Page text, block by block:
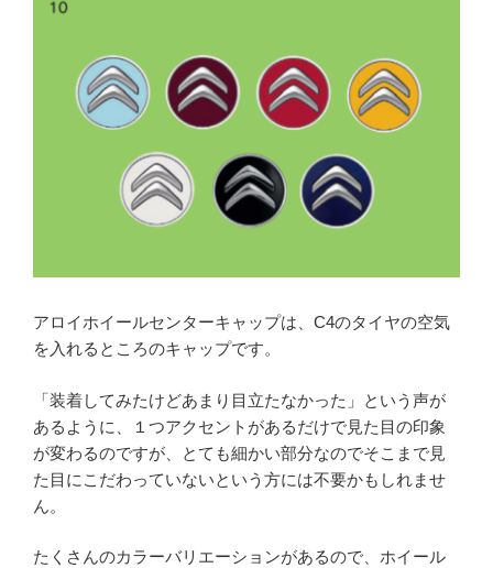
アロイホイールセンターキャップは、C4のタイヤの空気
を入れるところのキャップです。
「装着してみたけどあまり目立たなかった」という声が
あるように、１つアクセントがあるだけで見た目の印象
が変わるのですが、とても細かい部分なのでそこまで見
た目にこだわっていないという方には不要かもしれませ
ん。
たくさんのカラーバリエーションがあるので、ホイール